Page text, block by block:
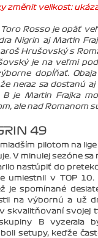
změnit velikost:
Rosso je opäť
Nigrin aj Martin
Hrušovský s
je na veľmi
dopĺňať.
neraz sa dostanú
B je Martin Frajka
ale nad Romanom
49
pilotom na
V minulej sezóne sa
nastúpiť do
umiestnil v TOP 10.
je spomínané
na výbornú a už
skvalitňovaní svojej
B vyzerala
setupy, keďže